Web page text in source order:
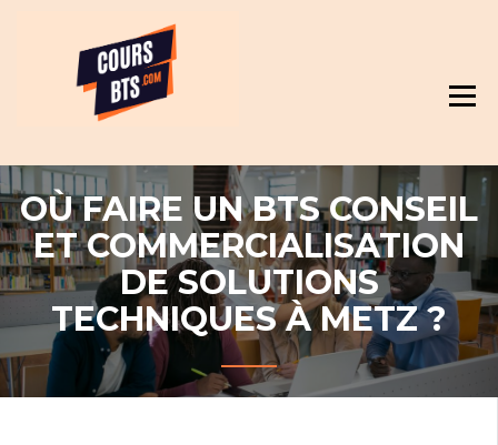
OÙ FAIRE UN BTS CONSEIL
ET COMMERCIALISATION
DE SOLUTIONS
TECHNIQUES À METZ ?